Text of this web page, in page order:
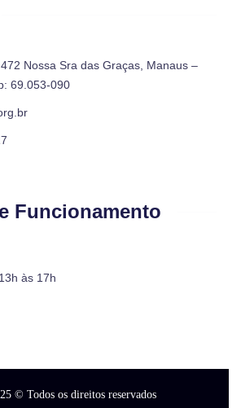
Nossa Sra das Graças, Manaus –
69.053-090
Funcionamento
às 17h
© Todos os direitos reservados